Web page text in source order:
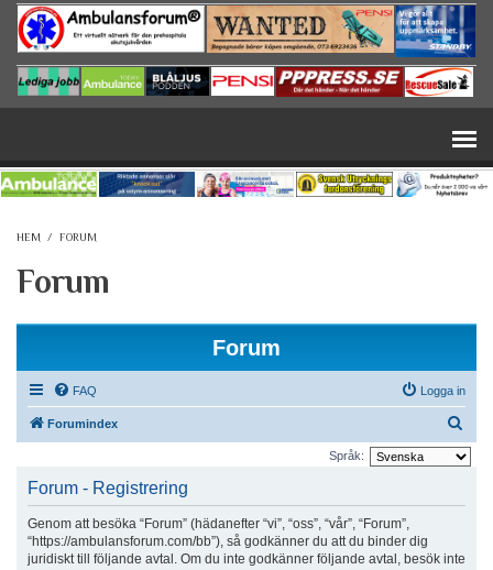
Hoppa till huvudinnehåll
HEM / FORUM
Forum